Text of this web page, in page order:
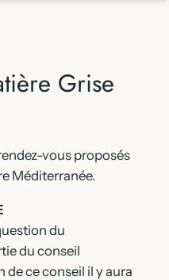
Grise
vous proposés
Méditerranée.
du
du conseil
de ce conseil il y aura